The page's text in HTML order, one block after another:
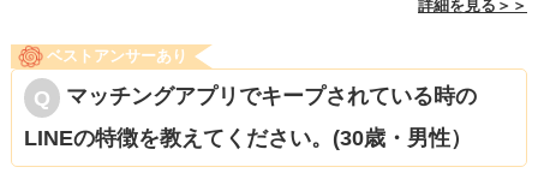
詳細を見る＞＞
ベストアンサーあり
マッチングアプリでキープされている時の
LINEの特徴を教えてください。(30歳・男性）